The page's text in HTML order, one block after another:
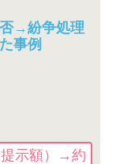
→紛争処理
事例
示額）→約